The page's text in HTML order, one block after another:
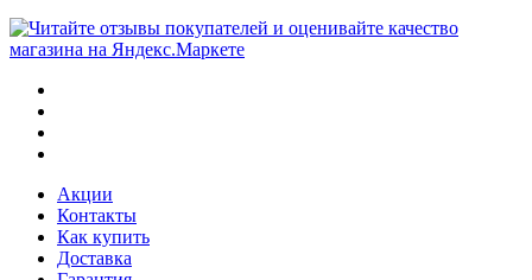
Акции
Контакты
Как купить
Доставка